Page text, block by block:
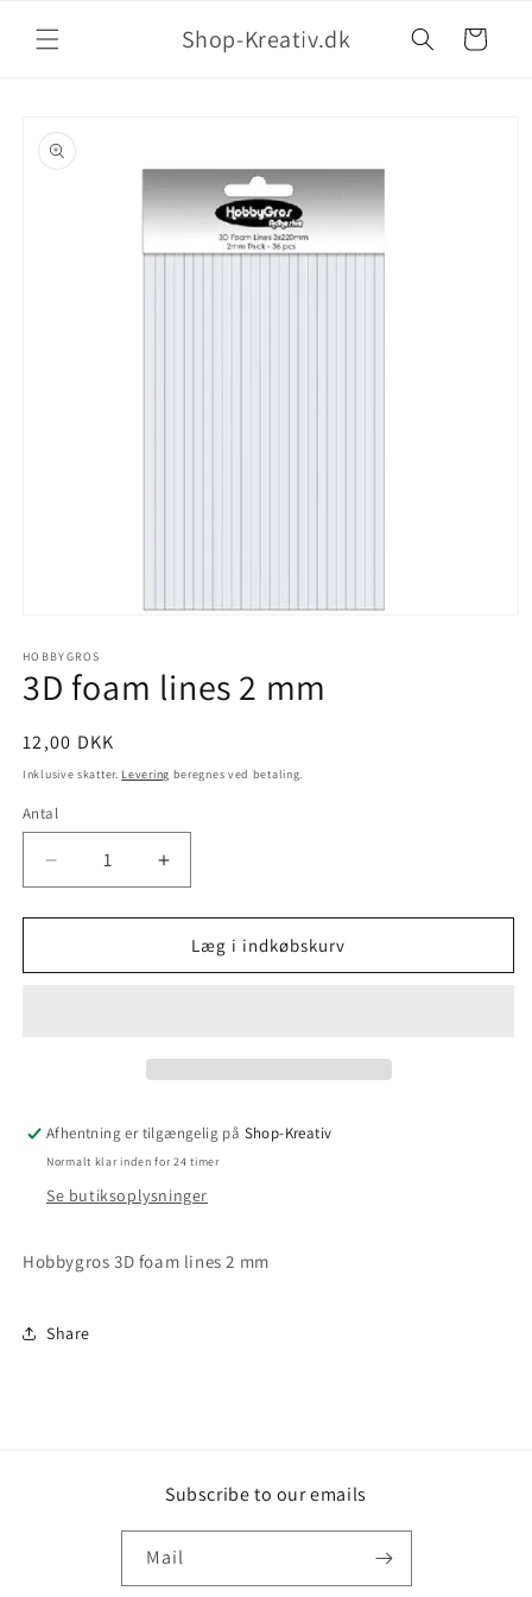
Shop-Kreativ.dk Indkøbskurv
HOBBYGROS
3D foam lines 2 mm
12,00 DKK
Inklusive skatter. Levering beregnes ved betaling.
Antal
Læg i indkøbskurv
Afhentning er tilgængelig på Shop-Kreativ
Normalt klar inden for 24 timer
Se butiksoplysninger
Hobbygros 3D foam lines 2 mm
Share
Subscribe to our emails
Mail